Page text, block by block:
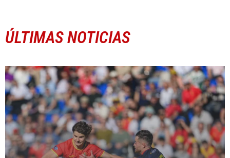
ÚLTIMAS NOTICIAS